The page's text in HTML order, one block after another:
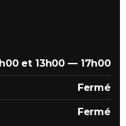
et 13h00 — 17h00
Fermé
Fermé